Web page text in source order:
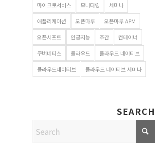
마이크로서비스 모니터링 세미나
애플리케이션 오픈마루 오픈마루 APM
오픈시프트 인공지능 주간 컨테이너
쿠버네티스 클라우드 클라우드 네이티브
클라우드네이티브 클라우드 네이티브 세미나
SEARCH